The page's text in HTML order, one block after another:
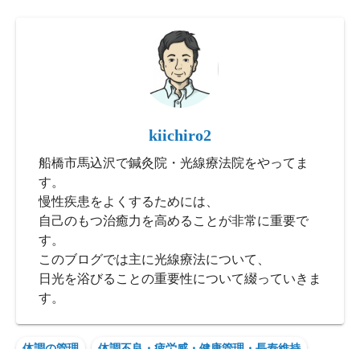
kiichiro2
船橋市馬込沢で鍼灸院・光線療法院をやってま
す。
慢性疾患をよくするためには、
自己のもつ治癒力を高めることが非常に重要で
す。
このブログでは主に光線療法について、
日光を浴びることの重要性について綴っていきま
す。